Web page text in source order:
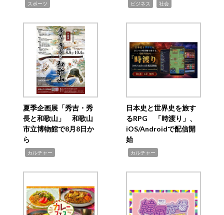
スポーツ ビジネス 社会
夏季企画展「秀吉・秀
長と和歌山」 和歌山
市立博物館で8月8日か
ら
カルチャー
日本史と世界史を旅す
るRPG 「時渡り」、
iOS/Androidで配信開
始
カルチャー